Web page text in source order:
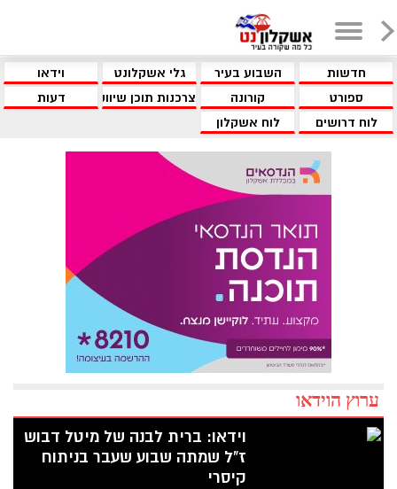
חדשות השבוע בעיר גלי אשקלונט
וידאו
ספורט
קורונה צרכנות תוכן שיווקי
דעות
לוח דרושים
לוח אשקלון
ערוץ הוידאו
וידאו: ברית לבנה של מיטל דבוש
ז"ל שמתה שבוע שעבר בניתוח
קיסרי